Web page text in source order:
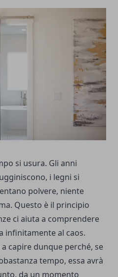
si usura. Gli anni
i legni si
polvere, niente
Questo è il principio
ci aiuta a comprendere
infinitamente al caos.
capire dunque perché, se
tempo, essa avrà
da un momento